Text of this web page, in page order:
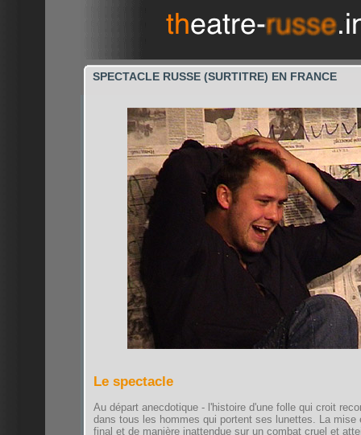
SPECTACLE RUSSE (SURTITRE) EN FRANCE
Le spectacle
Au départ anecdotique - l'histoire d'une folle qui croit
dans tous les hommes qui portent ses lunettes. La mise
final et de manière inattendue sur un combat cruel et